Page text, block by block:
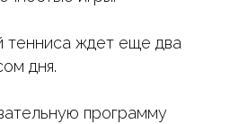
тенниса ждет еще два
дня.
программу